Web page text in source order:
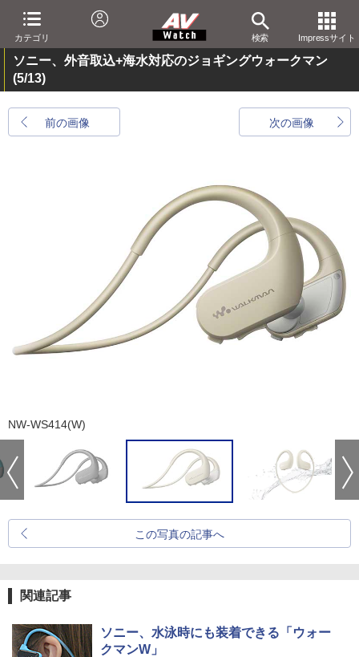
カテゴリ 検索 Impressサイト
ソニー、外音取込+海水対応のジョギングウォークマン
(5/13)
前の画像 次の画像
NW-WS414(W)
この写真の記事へ
関連記事
ソニー、水泳時にも装着できる「ウォー
クマンW」